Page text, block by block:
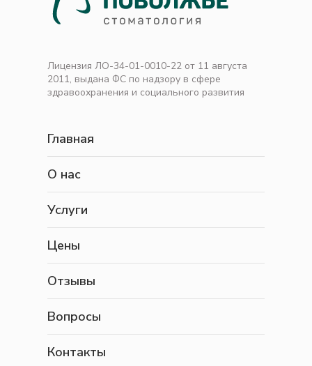
Лицензия ЛО-34-01-0010-22 от 11 августа
2011, выдана ФС по надзору в сфере
здравоохранения и социального развития
Главная
О нас
Услуги
Цены
Отзывы
Вопросы
Контакты